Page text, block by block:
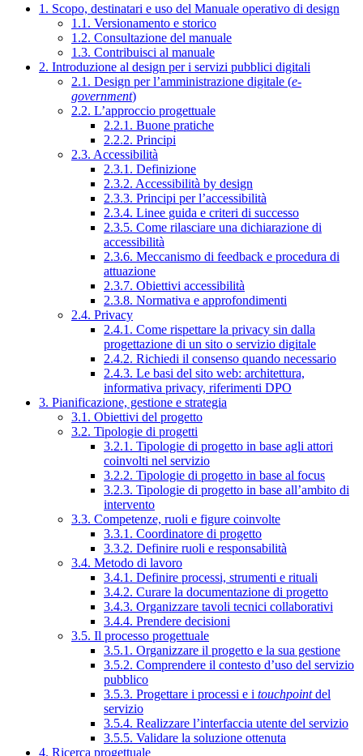
1. Scopo, destinatari e uso del Manuale operativo di design
1.1. Versionamento e storico
1.2. Consultazione del manuale
1.3. Contribuisci al manuale
2. Introduzione al design per i servizi pubblici digitali
2.1. Design per l’amministrazione digitale (e-
government)
2.2. L’approccio progettuale
2.2.1. Buone pratiche
2.2.2. Principi
2.3. Accessibilità
2.3.1. Definizione
2.3.2. Accessibilità by design
2.3.3. Principi per l’accessibilità
2.3.4. Linee guida e criteri di successo
2.3.5. Come rilasciare una dichiarazione di
accessibilità
2.3.6. Meccanismo di feedback e procedura di
attuazione
2.3.7. Obiettivi accessibilità
2.3.8. Normativa e approfondimenti
2.4. Privacy
2.4.1. Come rispettare la privacy sin dalla
progettazione di un sito o servizio digitale
2.4.2. Richiedi il consenso quando necessario
2.4.3. Le basi del sito web: architettura,
informativa privacy, riferimenti DPO
3. Pianificazione, gestione e strategia
3.1. Obiettivi del progetto
3.2. Tipologie di progetti
3.2.1. Tipologie di progetto in base agli attori
coinvolti nel servizio
3.2.2. Tipologie di progetto in base al focus
3.2.3. Tipologie di progetto in base all’ambito di
intervento
3.3. Competenze, ruoli e figure coinvolte
3.3.1. Coordinatore di progetto
3.3.2. Definire ruoli e responsabilità
3.4. Metodo di lavoro
3.4.1. Definire processi, strumenti e rituali
3.4.2. Curare la documentazione di progetto
3.4.3. Organizzare tavoli tecnici collaborativi
3.4.4. Prendere decisioni
3.5. Il processo progettuale
3.5.1. Organizzare il progetto e la sua gestione
3.5.2. Comprendere il contesto d’uso del servizio
pubblico
3.5.3. Progettare i processi e i touchpointdel
servizio
3.5.4. Realizzare l’interfaccia utente del servizio
3.5.5. Validare la soluzione ottenuta
4. Ricerca progettuale